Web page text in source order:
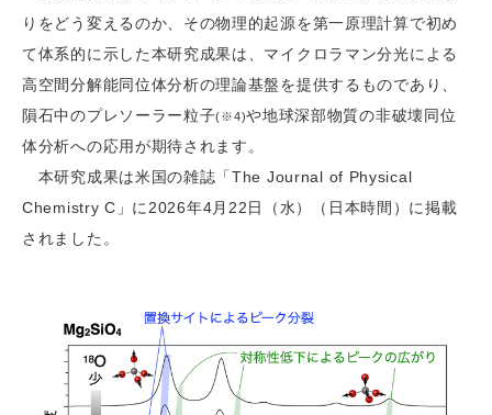
りをどう変えるのか、その物理的起源を第一原理計算で初め
て体系的に示した本研究成果は、マイクロラマン分光による
高空間分解能同位体分析の理論基盤を提供するものであり、
隕石中のプレソーラー粒子(※4)や地球深部物質の非破壊同位
体分析への応用が期待されます。
本研究成果は米国の雑誌「The Journal of Physical
Chemistry C」に2026年4月22日（水）（日本時間）に掲載
されました。